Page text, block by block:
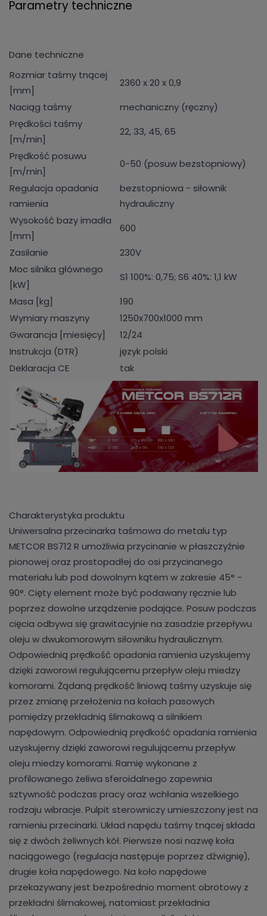
Parametry techniczne
Dane techniczne
Rozmiar taśmy tnącej
[mm]
2360 x 20 x 0,9
Naciąg taśmy
mechaniczny (ręczny)
Prędkości taśmy
[m/min]
22, 33, 45, 65
Prędkość posuwu
[m/min]
0-50 (posuw bezstopniowy)
Regulacja opadania
ramienia
bezstopniowa - siłownik
hydrauliczny
Wysokość bazy imadła
[mm]
600
Zasilanie
230V
Moc silnika głównego
[kW]
S1 100%: 0,75; S6 40%: 1,1 kW
Masa [kg]
190
Wymiary maszyny
1250x700x1000 mm
Gwarancja [miesięcy]
12/24
Instrukcja (DTR)
język polski
Deklaracja CE
tak
Charakterystyka produktu
Uniwersalna przecinarka taśmowa do metalu typ
METCOR BS712 R umożliwia przycinanie w płaszczyźnie
pionowej oraz prostopadłej do osi przycinanego
materiału lub pod dowolnym kątem w zakresie 45° -
90°. Cięty element może być podawany ręcznie lub
poprzez dowolne urządzenie podające. Posuw podczas
cięcia odbywa się grawitacyjnie na zasadzie przepływu
oleju w dwukomorowym siłowniku hydraulicznym.
Odpowiednią prędkość opadania ramienia uzyskujemy
dzięki zaworowi regulującemu przepływ oleju miedzy
komorami. Żądaną prędkość liniową taśmy uzyskuje się
przez zmianę przełożenia na kołach pasowych
pomiędzy przekładnią ślimakową a silnikiem
napędowym. Odpowiednią prędkość opadania ramienia
uzyskujemy dzięki zaworowi regulującemu przepływ
oleju miedzy komorami. Ramię wykonane z
profilowanego żeliwa sferoidalnego zapewnia
sztywność podczas pracy oraz wchłania wszelkiego
rodzaju wibracje. Pulpit sterowniczy umieszczony jest na
ramieniu przecinarki. Układ napędu taśmy tnącej składa
się z dwóch żeliwnych kół. Pierwsze nosi nazwę koła
naciągowego (regulacja następuje poprzez dźwignię),
drugie koła napędowego. Na koło napędowe
przekazywany jest bezpośrednio moment obrotowy z
przekładni ślimakowej, natomiast przekładnia